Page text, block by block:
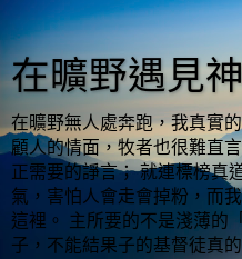
在曠野遇見
在曠野無人處奔跑，我真實
顧人的情面，牧者也很難直
正需要的諍言； 就連標榜真
氣，害怕人會走會掉粉，而
這裡。 主所要的不是淺薄的
子，不能結果子的基督徒真